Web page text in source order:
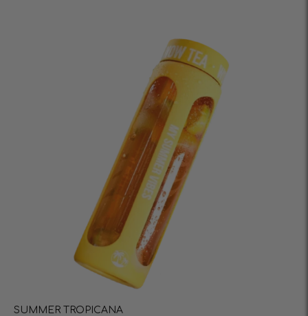
SUMMER TROPICANA